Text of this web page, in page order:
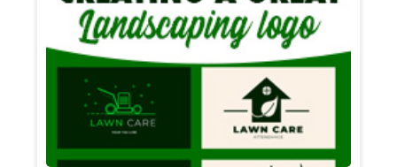
IBM e NASA). Vamos começar. O que é um
Logotipo de Letras? Primeiro...